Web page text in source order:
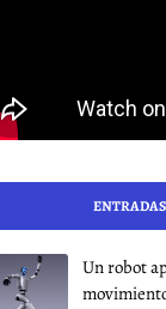
Un robot